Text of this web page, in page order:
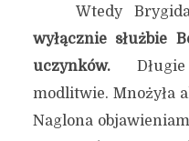
Wtedy
wyłącznie służbie
uczynków.Długie
modlitwie. Mnożyła
Naglona